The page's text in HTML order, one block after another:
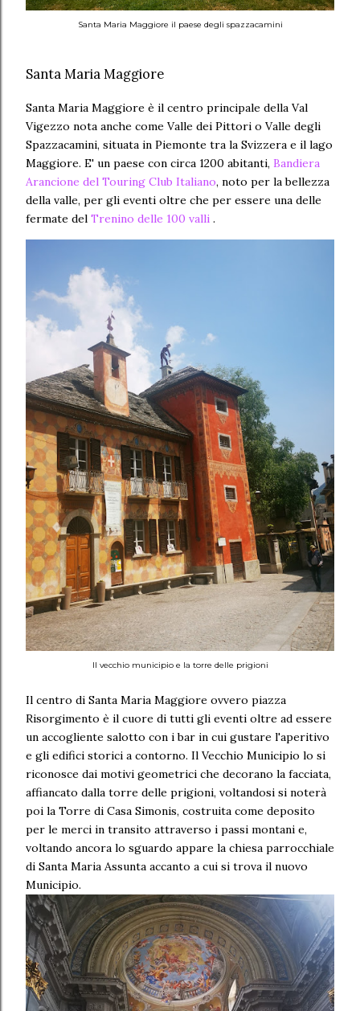
Santa Maria Maggiore il paese degli spazzacamini
Santa Maria Maggiore
Santa Maria Maggiore è il centro principale della Val
Vigezzo nota anche come Valle dei Pittori o Valle degli
Spazzacamini, situata in Piemonte tra la Svizzera e il lago
Maggiore. E' un paese con circa 1200 abitanti, Bandiera
Arancione del Touring Club Italiano, noto per la bellezza
della valle, per gli eventi oltre che per essere una delle
fermate del Trenino delle 100 valli .
Il vecchio municipio e la torre delle prigioni
Il centro di Santa Maria Maggiore ovvero piazza
Risorgimento è il cuore di tutti gli eventi oltre ad essere
un accogliente salotto con i bar in cui gustare l'aperitivo
e gli edifici storici a contorno. Il Vecchio Municipio lo si
riconosce dai motivi geometrici che decorano la facciata,
affiancato dalla torre delle prigioni, voltandosi si noterà
poi la Torre di Casa Simonis, costruita come deposito
per le merci in transito attraverso i passi montani e,
voltando ancora lo sguardo appare la chiesa parrocchiale
di Santa Maria Assunta accanto a cui si trova il nuovo
Municipio.